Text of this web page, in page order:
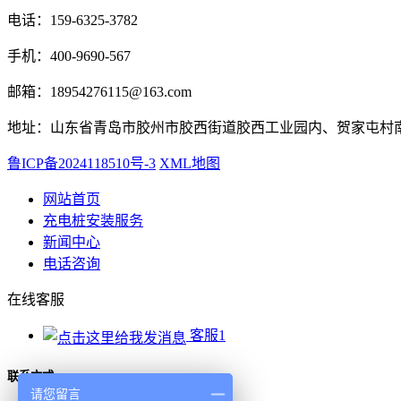
电话：159-6325-3782
手机：400-9690-567
邮箱：18954276115@163.com
地址：山东省青岛市胶州市胶西街道胶西工业园内、贺家屯村
鲁ICP备2024118510号-3 XML地图
网站首页
充电桩安装服务
新闻中心
电话咨询
在线客服
客服1
联系方式
请您留言